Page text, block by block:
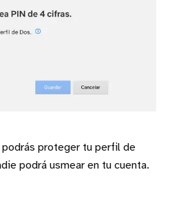
proteger tu perfil de
podrá usmear en tu cuenta.